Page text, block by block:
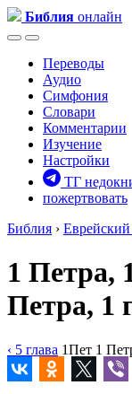
Библия онлайн
Переводы
Аудио
Симфония
Словари
Комментарии
Изучение
Настройки
ТГ
пожертвовать
Библия ›
1 Петра,
Петра, 1
‹ 5 глава 1Пет 1